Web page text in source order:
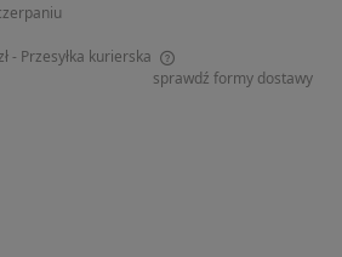
- Przesyłka kurierska
kosztów płatnościsprawdź formy dostawy